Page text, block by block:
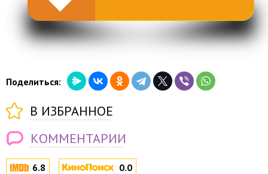
6.8 0.0
Поделиться:
В ИЗБРАННОЕ
КОММЕНТАРИИ